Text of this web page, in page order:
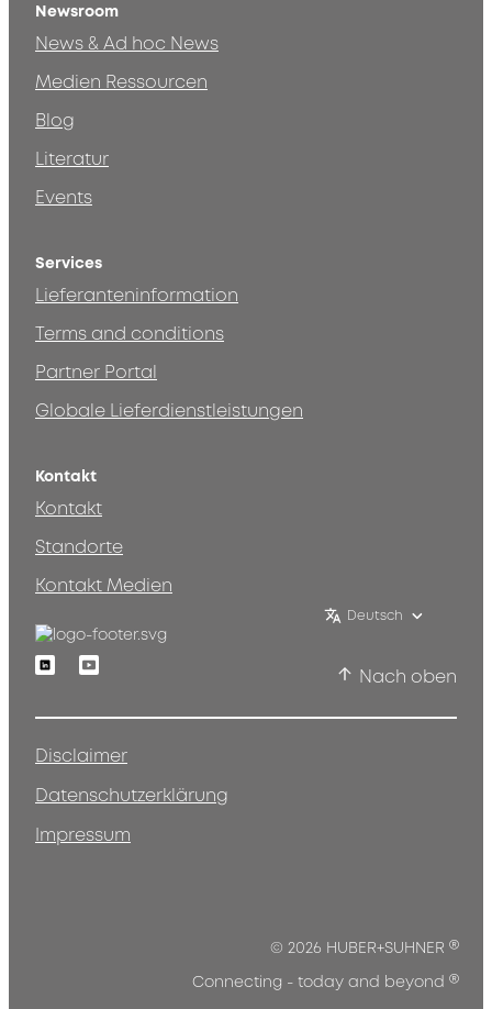
Newsroom
News & Ad hoc News
Medien Ressourcen
Blog
Literatur
Events
Services
Lieferanteninformation
Terms and conditions
Partner Portal
Globale Lieferdienstleistungen
Kontakt
Kontakt
Standorte
Kontakt Medien
Deutsch
LinkedinYoutube
Nach oben
Disclaimer
Datenschutzerklärung
Impressum
© 2026 HUBER+SUHNER ®
Connecting - today and beyond ®